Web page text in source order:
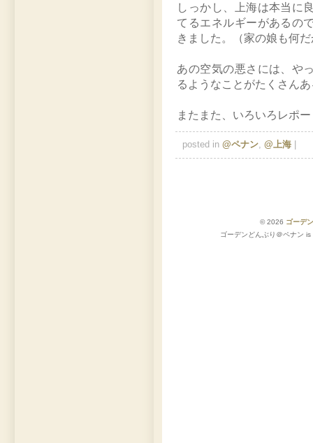
しっかし、上海は本当に
てるエネルギーがあるの
きました。（家の娘も何
あの空気の悪さには、や
るようなことがたくさん
またまた、いろいろレポ
posted in @ペナン, @上海|
© 2026 ゴーデ
ゴーデンどんぶり＠ペナン